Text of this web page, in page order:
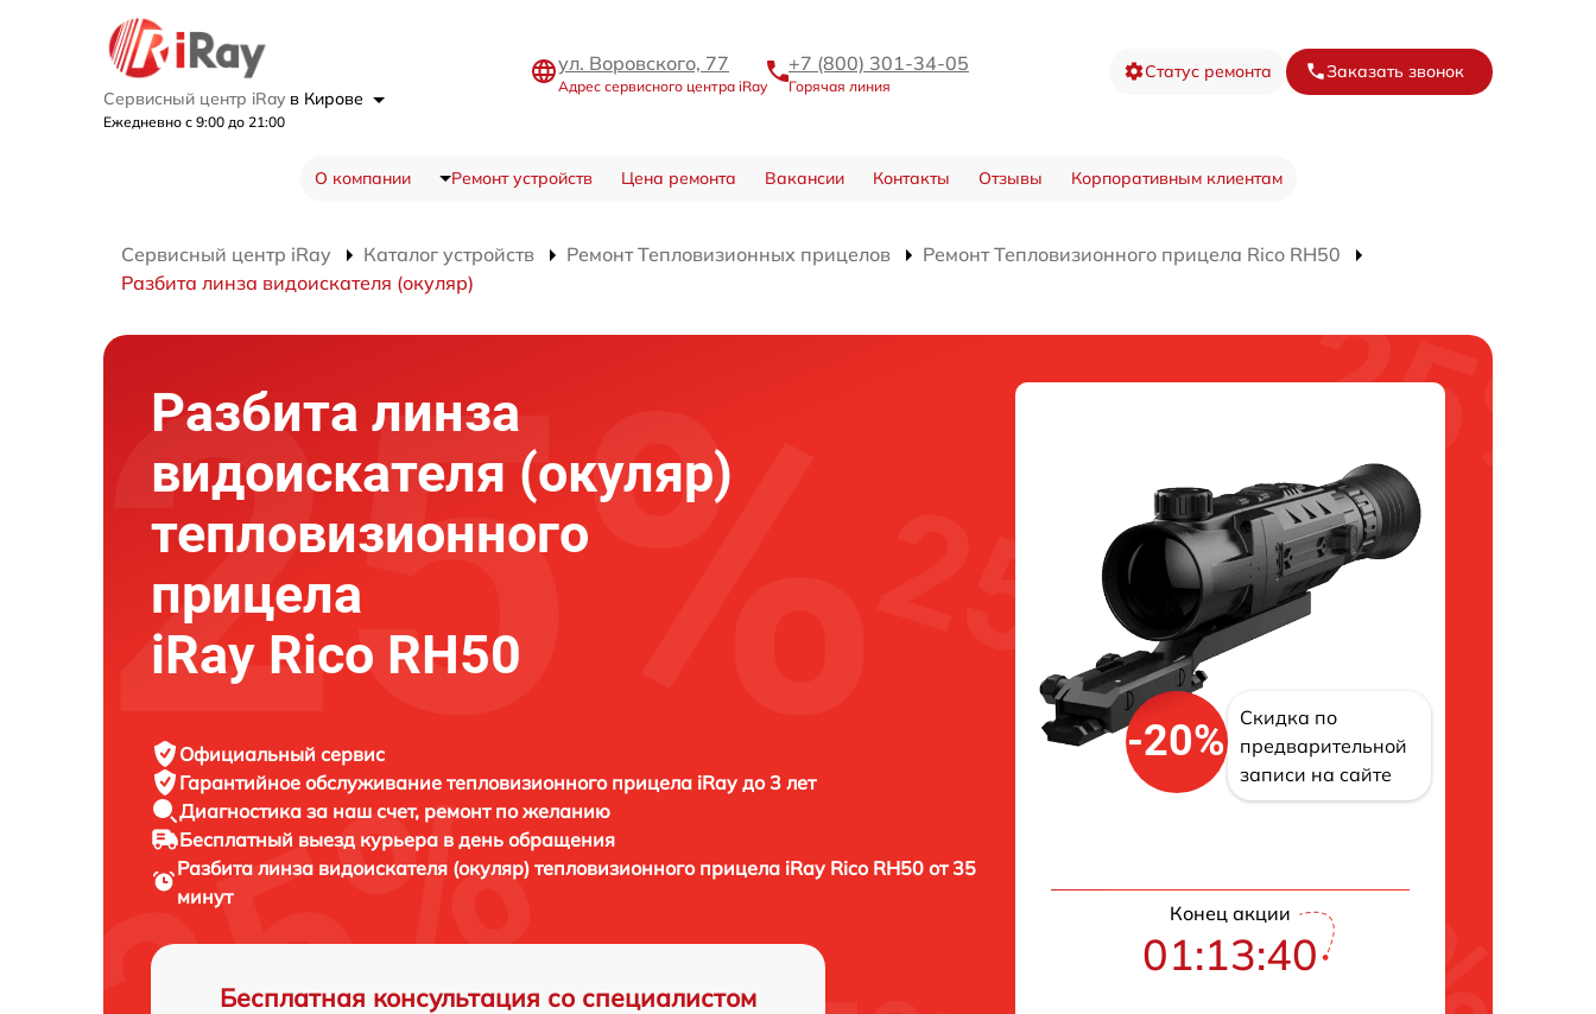
Сервисный центр iRay в Кирове
Ежедневно с 9:00 до 21:00
ул. Воровского, 77
Адрес сервисного центра iRay
+7 (800) 301-34-05
Горячая линия
Статус ремонта Заказать звонок
О компании Ремонт устройств Цена ремонта Вакансии Контакты Отзывы Корпоративным клиентам
Сервисный центр iRay Каталог устройств Ремонт Тепловизионных прицелов
Ремонт Тепловизионного прицела Rico RH50
Разбита линза видоискателя (окуляр)
Разбита линза
видоискателя (окуляр)
тепловизионного
прицела
iRay Rico RH50
Официальный сервис
Гарантийное обслуживание тепловизионного прицела iRay до 3 лет
Диагностика за наш счет, ремонт по желанию
Бесплатный выезд курьера в день обращения
Разбита линза видоискателя (окуляр) тепловизионного прицела iRay Rico RH50 от 35
минут
Бесплатная консультация со специалистом
-20%
Скидка по
предварительной
записи на сайте
Конец акции
01:13:40